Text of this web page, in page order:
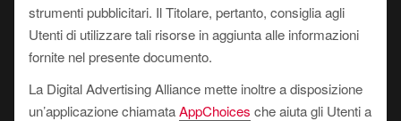
strumenti pubblicitari. Il Titolare, pertanto, consiglia agli
Utenti di utilizzare tali risorse in aggiunta alle informazioni
fornite nel presente documento.
La Digital Advertising Alliance mette inoltre a disposizione
un’applicazione chiamataAppChoices che aiuta gli Utenti a